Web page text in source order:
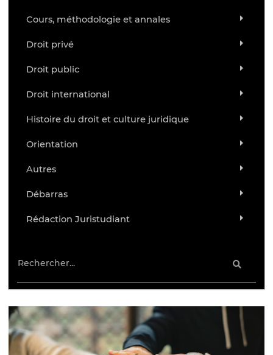
Cours, méthodologie et annales
Droit privé
Droit public
Droit international
Histoire du droit et culture juridique
Orientation
Autres
Débarras
Rédaction Juristudiant